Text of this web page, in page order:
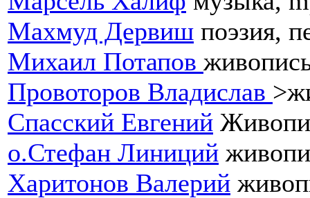
Махмуд Дервиш поэзия,
Михаил Потапов
Провоторов Владислав
Спасский Евгений
о.Стефан Линиций
Харитонов Валерий